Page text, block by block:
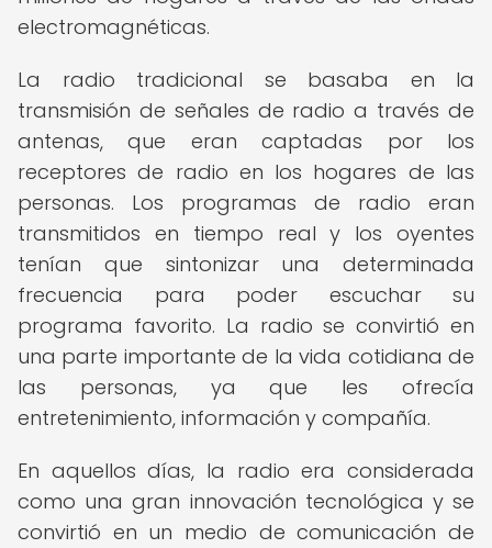
electromagnéticas.
La radio tradicional se basaba en la
transmisión de señales de radio a través de
antenas, que eran captadas por los
receptores de radio en los hogares de las
personas. Los programas de radio eran
transmitidos en tiempo real y los oyentes
tenían que sintonizar una determinada
frecuencia para poder escuchar su
programa favorito. La radio se convirtió en
una parte importante de la vida cotidiana de
las personas, ya que les ofrecía
entretenimiento, información y compañía.
En aquellos días, la radio era considerada
como una gran innovación tecnológica y se
convirtió en un medio de comunicación de